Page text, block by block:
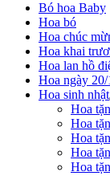
Bó hoa Baby
Hoa bó
Hoa chúc
Hoa khai
Hoa lan hồ
Hoa ngày 20/
Hoa sinh nhật
Hoa
Hoa
Hoa
Hoa
Hoa